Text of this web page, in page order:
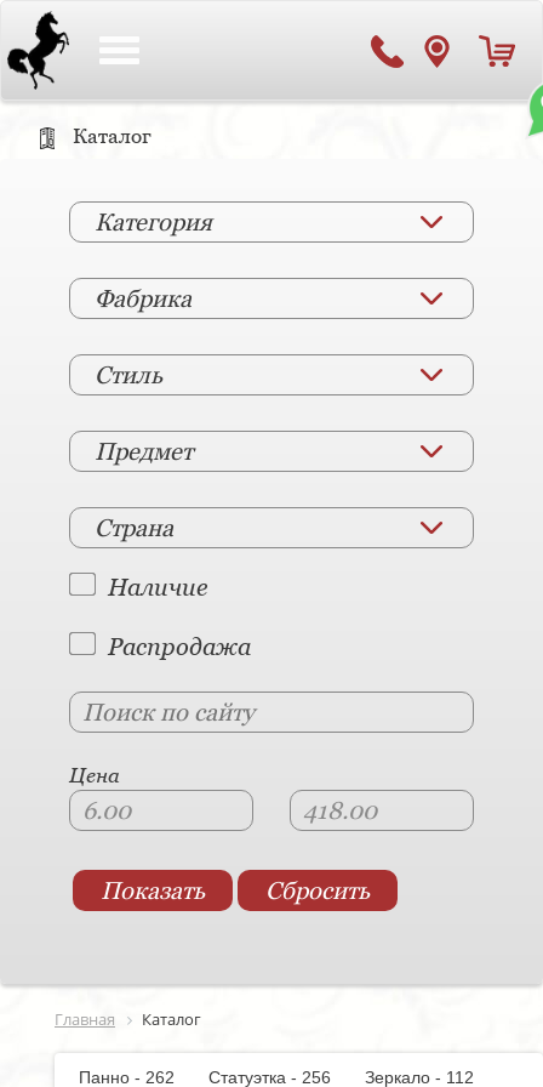
Каталог
Категория
Фабрика
Стиль
Предмет
Страна
Наличие
Распродажа
Цена
Главная Каталог
Панно - 262 Статуэтка - 256
Зеркало - 112